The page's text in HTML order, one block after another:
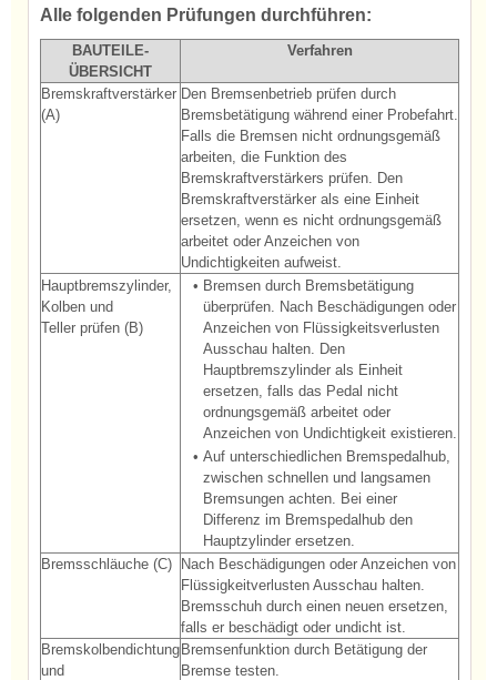
Alle folgenden Prüfungen durchführen:
BAUTEILE-
ÜBERSICHT
Verfahren
Bremskraftverstärker
(A)
Den Bremsenbetrieb prüfen durch
Bremsbetätigung während einer Probefahrt.
Falls die Bremsen nicht ordnungsgemäß
arbeiten, die Funktion des
Bremskraftverstärkers prüfen. Den
Bremskraftverstärker als eine Einheit
ersetzen, wenn es nicht ordnungsgemäß
arbeitet oder Anzeichen von
Undichtigkeiten aufweist.
Hauptbremszylinder,
Kolben und
Teller prüfen (B)
• Bremsen durch Bremsbetätigung
überprüfen. Nach Beschädigungen oder
Anzeichen von Flüssigkeitsverlusten
Ausschau halten. Den
Hauptbremszylinder als Einheit
ersetzen, falls das Pedal nicht
ordnungsgemäß arbeitet oder
Anzeichen von Undichtigkeit existieren.
• Auf unterschiedlichen Bremspedalhub,
zwischen schnellen und langsamen
Bremsungen achten. Bei einer
Differenz im Bremspedalhub den
Hauptzylinder ersetzen.
Bremsschläuche (C)
Nach Beschädigungen oder Anzeichen von
Flüssigkeitverlusten Ausschau halten.
Bremsschuh durch einen neuen ersetzen,
falls er beschädigt oder undicht ist.
Bremskolbendichtung
und
Bremsenfunktion durch Betätigung der
Bremse testen.